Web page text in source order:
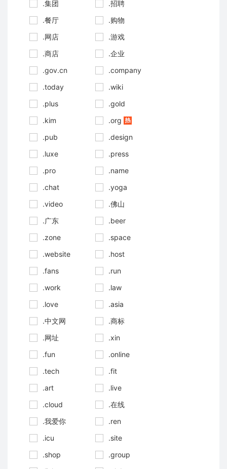
.集团
.招聘
.餐厅
.购物
.网店
.游戏
.商店
.企业
.gov.cn
.company
.today
.wiki
.plus
.gold
.kim
.org
.pub
.design
.luxe
.press
.pro
.name
.chat
.yoga
.video
.佛山
.广东
.beer
.zone
.space
.website
.host
.fans
.run
.work
.law
.love
.asia
.中文网
.商标
.网址
.xin
.fun
.online
.tech
.fit
.art
.live
.cloud
.在线
.我爱你
.ren
.icu
.site
.shop
.group